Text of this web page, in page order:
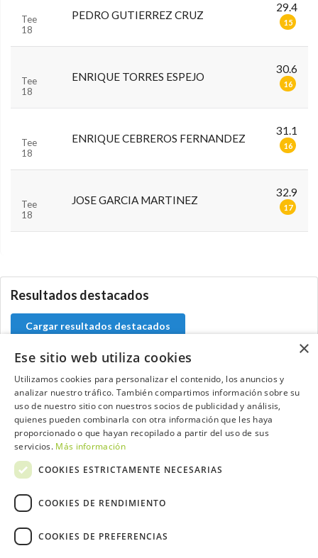
Tee
18
PEDRO GUTIERREZ CRUZ
29.4
15
Tee
18
ENRIQUE TORRES ESPEJO
30.6
16
Tee
18
ENRIQUE CEBREROS FERNANDEZ
31.1
16
Tee
18
JOSE GARCIA MARTINEZ
32.9
17
Resultados destacados
Cargar resultados destacados
Contacta con el equipo de NextCaddy
Opina Contacta
×
Ese sitio web utiliza cookies
Utilizamos cookies para personalizar el contenido, los anuncios y
analizar nuestro tráfico. También compartimos información sobre su
uso de nuestro sitio con nuestros socios de publicidad y análisis,
quienes pueden combinarla con otra información que les haya
proporcionado o que hayan recopilado a partir del uso de sus
servicios. Más información
COOKIES ESTRICTAMENTE NECESARIAS
COOKIES DE RENDIMIENTO
COOKIES DE PREFERENCIAS